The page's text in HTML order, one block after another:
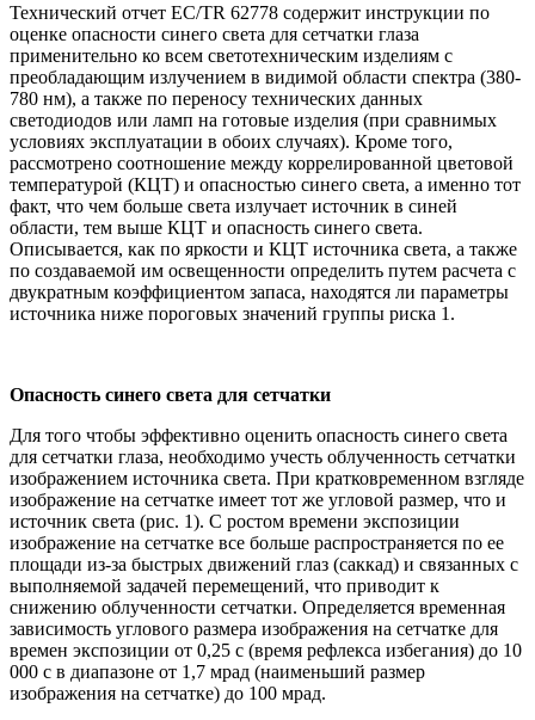
Технический отчет EC/TR 62778 содержит инструкции по
оценке опасности синего света для сетчатки глаза
применительно ко всем светотехническим изделиям с
преобладающим излучением в видимой области спектра (380-
780 нм), а также по переносу технических данных
светодиодов или ламп на готовые изделия (при сравнимых
условиях эксплуатации в обоих случаях). Кроме того,
рассмотрено соотношение между коррелированной цветовой
температурой (КЦТ) и опасностью синего света, а именно тот
факт, что чем больше света излучает источник в синей
области, тем выше КЦТ и опасность синего света.
Описывается, как по яркости и КЦТ источника света, а также
по создаваемой им освещенности определить путем расчета с
двукратным коэффициентом запаса, находятся ли параметры
источника ниже пороговых значений группы риска 1.
Опасность синего света для сетчатки
Для того чтобы эффективно оценить опасность синего света
для сетчатки глаза, необходимо учесть облученность сетчатки
изображением источника света. При кратковременном взгляде
изображение на сетчатке имеет тот же угловой размер, что и
источник света (рис. 1). С ростом времени экспозиции
изображение на сетчатке все больше распространяется по ее
площади из-за быстрых движений глаз (саккад) и связанных с
выполняемой задачей перемещений, что приводит к
снижению облученности сетчатки. Определяется временная
зависимость углового размера изображения на сетчатке для
времен экспозиции от 0,25 с (время рефлекса избегания) до 10
000 с в диапазоне от 1,7 мрад (наименьший размер
изображения на сетчатке) до 100 мрад.